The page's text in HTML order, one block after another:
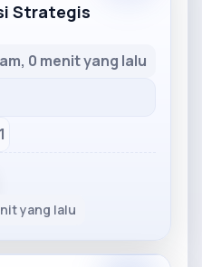
Strategis
0 menit yang lalu
1
yang lalu